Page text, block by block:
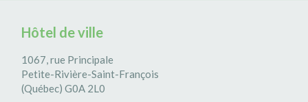
Hôtel de ville
1067, rue Principale
Petite-Rivière-Saint-François
(Québec) G0A 2L0